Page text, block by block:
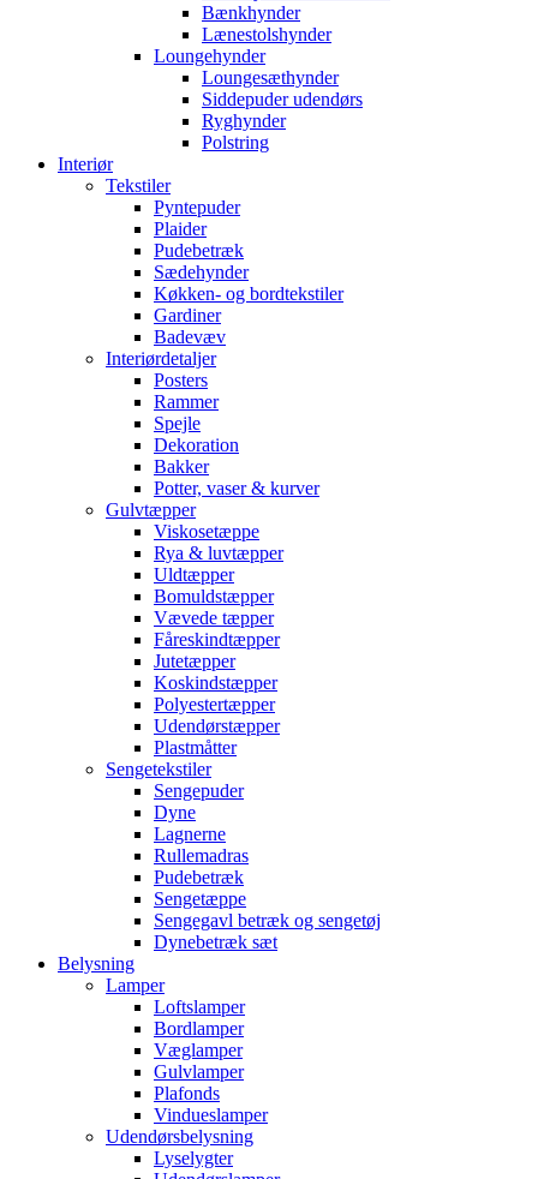
Bænkhynder
Lænestolshynder
Loungehynder
Loungesæthynder
Siddepuder udendørs
Ryghynder
Polstring
Interiør
Tekstiler
Pyntepuder
Plaider
Pudebetræk
Sædehynder
Køkken- og bordtekstiler
Gardiner
Badevæv
Interiørdetaljer
Posters
Rammer
Spejle
Dekoration
Bakker
Potter, vaser & kurver
Gulvtæpper
Viskosetæppe
Rya & luvtæpper
Uldtæpper
Bomuldstæpper
Vævede tæpper
Fåreskindtæpper
Jutetæpper
Koskindstæpper
Polyestertæpper
Udendørstæpper
Plastmåtter
Sengetekstiler
Sengepuder
Dyne
Lagnerne
Rullemadras
Pudebetræk
Sengetæppe
Sengegavl betræk og sengetøj
Dynebetræk sæt
Belysning
Lamper
Loftslamper
Bordlamper
Væglamper
Gulvlamper
Plafonds
Vindueslamper
Udendørsbelysning
Lyselygter